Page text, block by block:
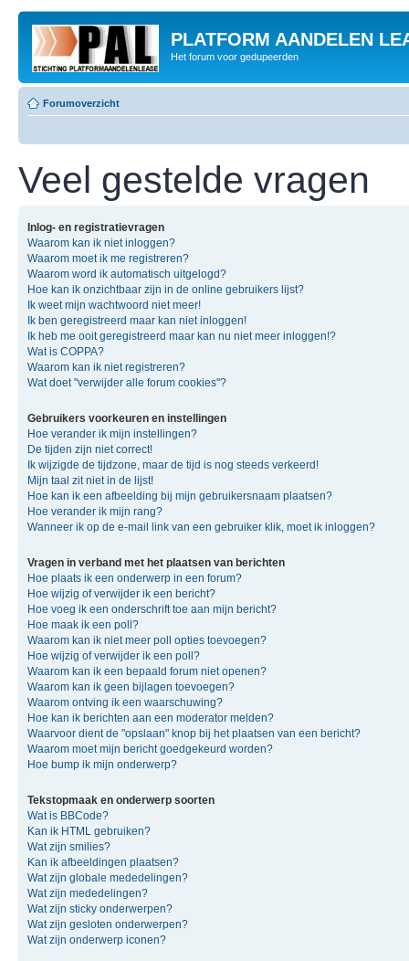
PLATFORM AANDELEN
Het forum voor gedupeerden
Forumoverzicht
Veel gestelde vragen
Inlog- en registratievragen
Waarom kan ik niet inloggen?
Waarom moet ik me registreren?
Waarom word ik automatisch uitgelogd?
Hoe kan ik onzichtbaar zijn in de online gebruikers lijst?
Ik weet mijn wachtwoord niet meer!
Ik ben geregistreerd maar kan niet inloggen!
Ik heb me ooit geregistreerd maar kan nu niet meer inloggen!?
Wat is COPPA?
Waarom kan ik niet registreren?
Wat doet "verwijder alle forum cookies"?
Gebruikers voorkeuren en instellingen
Hoe verander ik mijn instellingen?
De tijden zijn niet correct!
Ik wijzigde de tijdzone, maar de tijd is nog steeds verkeerd!
Mijn taal zit niet in de lijst!
Hoe kan ik een afbeelding bij mijn gebruikersnaam plaatsen?
Hoe verander ik mijn rang?
Wanneer ik op de e-mail link van een gebruiker klik, moet ik inloggen?
Vragen in verband met het plaatsen van berichten
Hoe plaats ik een onderwerp in een forum?
Hoe wijzig of verwijder ik een bericht?
Hoe voeg ik een onderschrift toe aan mijn bericht?
Hoe maak ik een poll?
Waarom kan ik niet meer poll opties toevoegen?
Hoe wijzig of verwijder ik een poll?
Waarom kan ik een bepaald forum niet openen?
Waarom kan ik geen bijlagen toevoegen?
Waarom ontving ik een waarschuwing?
Hoe kan ik berichten aan een moderator melden?
Waarvoor dient de "opslaan" knop bij het plaatsen van een bericht?
Waarom moet mijn bericht goedgekeurd worden?
Hoe bump ik mijn onderwerp?
Tekstopmaak en onderwerp soorten
Wat is BBCode?
Kan ik HTML gebruiken?
Wat zijn smilies?
Kan ik afbeeldingen plaatsen?
Wat zijn globale mededelingen?
Wat zijn mededelingen?
Wat zijn sticky onderwerpen?
Wat zijn gesloten onderwerpen?
Wat zijn onderwerp iconen?